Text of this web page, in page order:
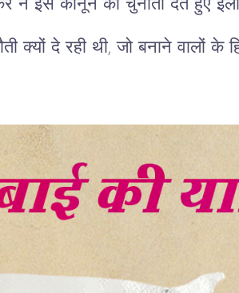
ने इस कानून को चुनौती देते हुए
क्यों दे रही थी, जो बनाने वालों के